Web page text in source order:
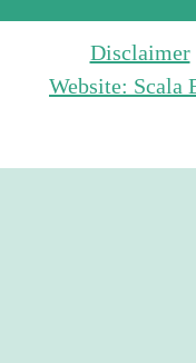
Disclaimer
Website: Scala